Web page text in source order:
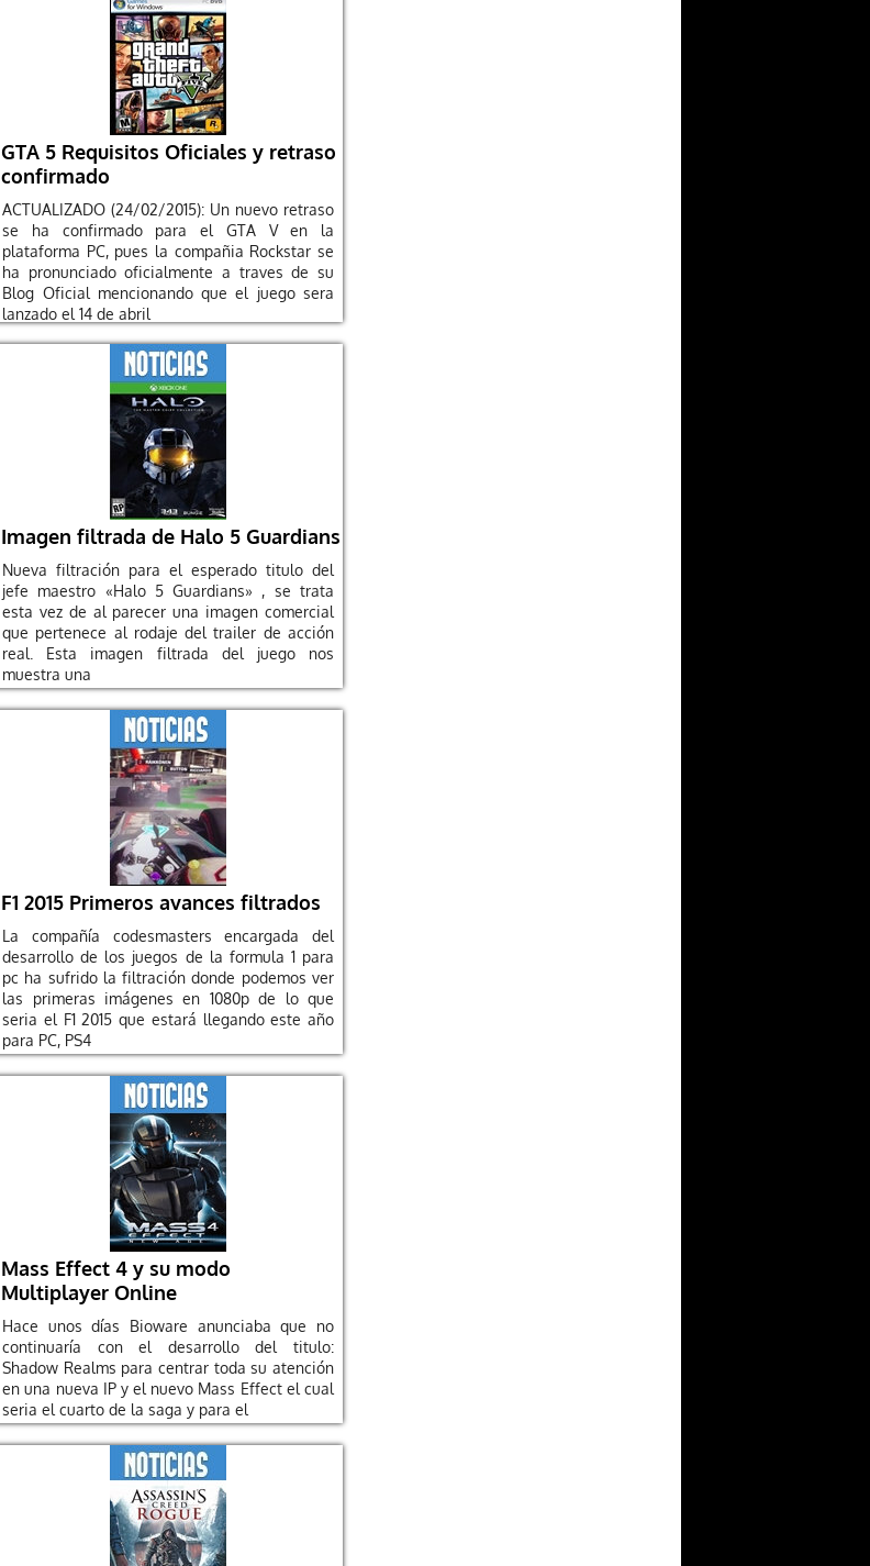
GTA 5 Requisitos Oficiales y retraso
confirmado
ACTUALIZADO (24/02/2015): Un nuevo retraso
se ha confirmado para el GTA V en la
plataforma PC, pues la compañia Rockstar se
ha pronunciado oficialmente a traves de su
Blog Oficial mencionando que el juego sera
lanzado el 14 de abril
Imagen filtrada de Halo 5 Guardians
Nueva filtración para el esperado titulo del
jefe maestro «Halo 5 Guardians» , se trata
esta vez de al parecer una imagen comercial
que pertenece al rodaje del trailer de acción
real. Esta imagen filtrada del juego nos
muestra una
F1 2015 Primeros avances filtrados
La compañía codesmasters encargada del
desarrollo de los juegos de la formula 1 para
pc ha sufrido la filtración donde podemos ver
las primeras imágenes en 1080p de lo que
seria el F1 2015 que estará llegando este año
para PC, PS4
Mass Effect 4 y su modo
Multiplayer Online
Hace unos días Bioware anunciaba que no
continuaría con el desarrollo del titulo:
Shadow Realms para centrar toda su atención
en una nueva IP y el nuevo Mass Effect el cual
seria el cuarto de la saga y para el